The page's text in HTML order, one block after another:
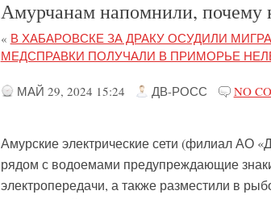
Амурчанам напомнили, почему
« В ХАБАРОВСКЕ ЗА ДРАКУ ОСУДИЛИ
МЕДСПРАВКИ ПОЛУЧАЛИ В ПРИМОРЬЕ
МАЙ 29, 2024 15:24 ДВ-РОСС NO
Амурские электрические сети (филиал АО
рядом с водоемами предупреждающие
электропередачи, а также разместили в